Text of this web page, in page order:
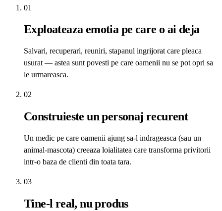
01
Exploateaza emotia pe care o ai deja
Salvari, recuperari, reuniri, stapanul ingrijorat care pleaca
usurat — astea sunt povesti pe care oamenii nu se pot opri sa
le urmareasca.
02
Construieste un personaj recurent
Un medic pe care oamenii ajung sa-l indrageasca (sau un
animal-mascota) creeaza loialitatea care transforma privitorii
intr-o baza de clienti din toata tara.
03
Tine-l real, nu produs